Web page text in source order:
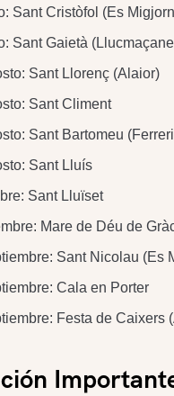
Sant Cristòfol (Es
Sant Gaietà
Sant Llorenç (Alaior)
Sant Climent
Sant Bartomeu
Sant Lluís
Sant Lluïset
Mare de Déu de
Sant Nicolau (Es
Cala en Porter
Festa de Caixers